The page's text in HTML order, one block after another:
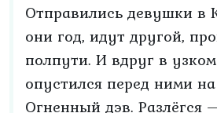
Отправились девушки в
они год, идут другой,
полпути. И вдруг в
опустился перед ними
Огненный дэв. Разлёгся